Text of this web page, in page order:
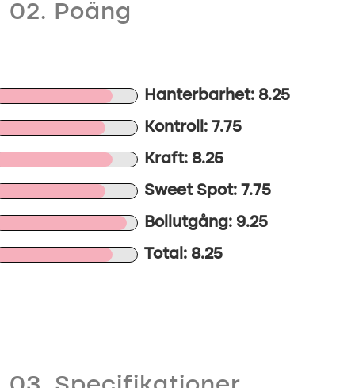
02. Poäng
Hanterbarhet: 8.25
Kontroll: 7.75
Kraft: 8.25
Sweet Spot: 7.75
Bollutgång: 9.25
Total: 8.25